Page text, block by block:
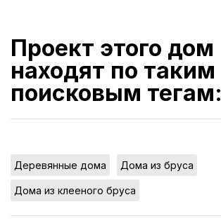
Проект этого дом
находят по таким
поисковым тегам:
Деревянные дома Дома из бруса
Дома из клееного бруса